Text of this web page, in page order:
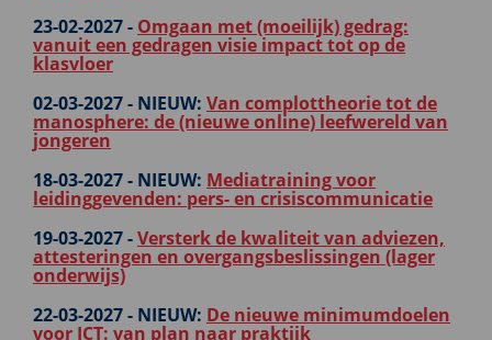
23-02-2027 - Omgaan met (moeilijk) gedrag:
vanuit een gedragen visie impact tot op de
klasvloer
02-03-2027 - NIEUW: Van complottheorie tot de
manosphere: de (nieuwe online) leefwereld van
jongeren
18-03-2027 - NIEUW: Mediatraining voor
leidinggevenden: pers- en crisiscommunicatie
19-03-2027 -Versterk de kwaliteit van adviezen,
attesteringen en overgangsbeslissingen (lager
onderwijs)
22-03-2027 - NIEUW: De nieuwe minimumdoelen
voor ICT: van plan naar praktijk